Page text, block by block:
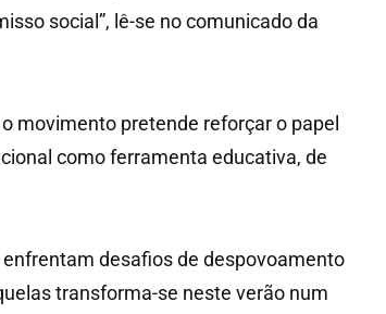
social”, lê-se no comunicado da
movimento pretende reforçar o papel
como ferramenta educativa, de
desafios de despovoamento
transforma-se neste verão num